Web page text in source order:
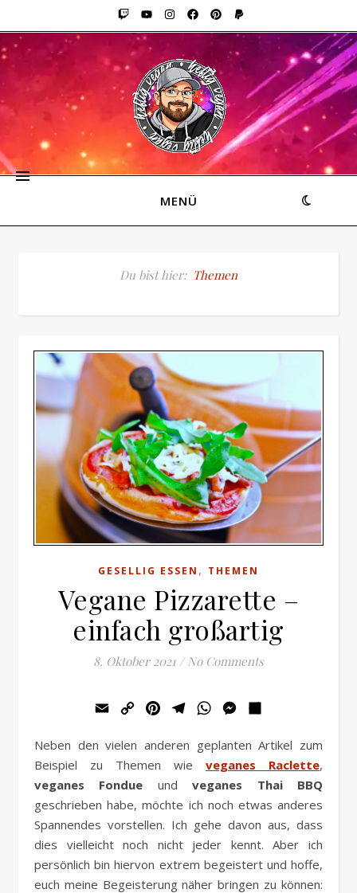
MENÜ
Du bist hier: Themen
GESELLIG ESSEN , THEMEN
Vegane Pizzarette –
einfach großartig
8. Oktober 2021 / No Comments
Email
Copy
PinterestTelegramWhatsAppMessenger
Neben den vielen anderen geplanten Artikel zum
Beispiel zu Themen wie veganes Raclette,
veganes Fondue undveganes Thai BBQ
geschrieben habe, möchte ich noch etwas anderes
Spannendes vorstellen. Ich gehe davon aus, dass
dies vielleicht noch nicht jeder kennt. Aber ich
persönlich bin hiervon extrem begeistert und hoffe,
euch meine Begeisterung näher bringen zu können: